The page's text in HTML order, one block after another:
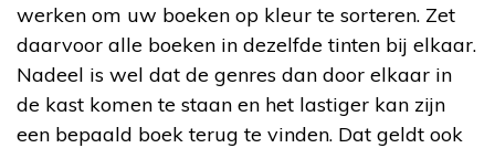
werken om uw boeken op kleur te sorteren. Zet
daarvoor alle boeken in dezelfde tinten bij elkaar.
Nadeel is wel dat de genres dan door elkaar in
de kast komen te staan en het lastiger kan zijn
een bepaald boek terug te vinden. Dat geldt ook